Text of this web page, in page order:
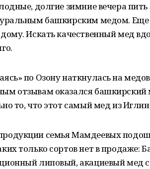
долгие зимние вечера
башкирским медом. Еще
Искать качественный мед
по Озону наткнулась на
отзывам оказался башкирский
то, что этот самый мед из
семья Мамдеевых
только сортов нет в продаже:
липовый, акациевый мед